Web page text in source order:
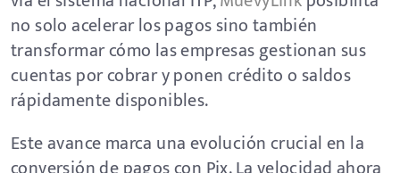
no solo acelerar los pagos sino también
transformar cómo las empresas gestionan sus
cuentas por cobrar y ponen crédito o saldos
rápidamente disponibles.
Este avance marca una evolución crucial en la